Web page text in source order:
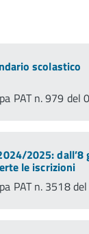
scolastico
PAT n. 979
2025: dall’8
le iscrizioni
PAT n. 3518